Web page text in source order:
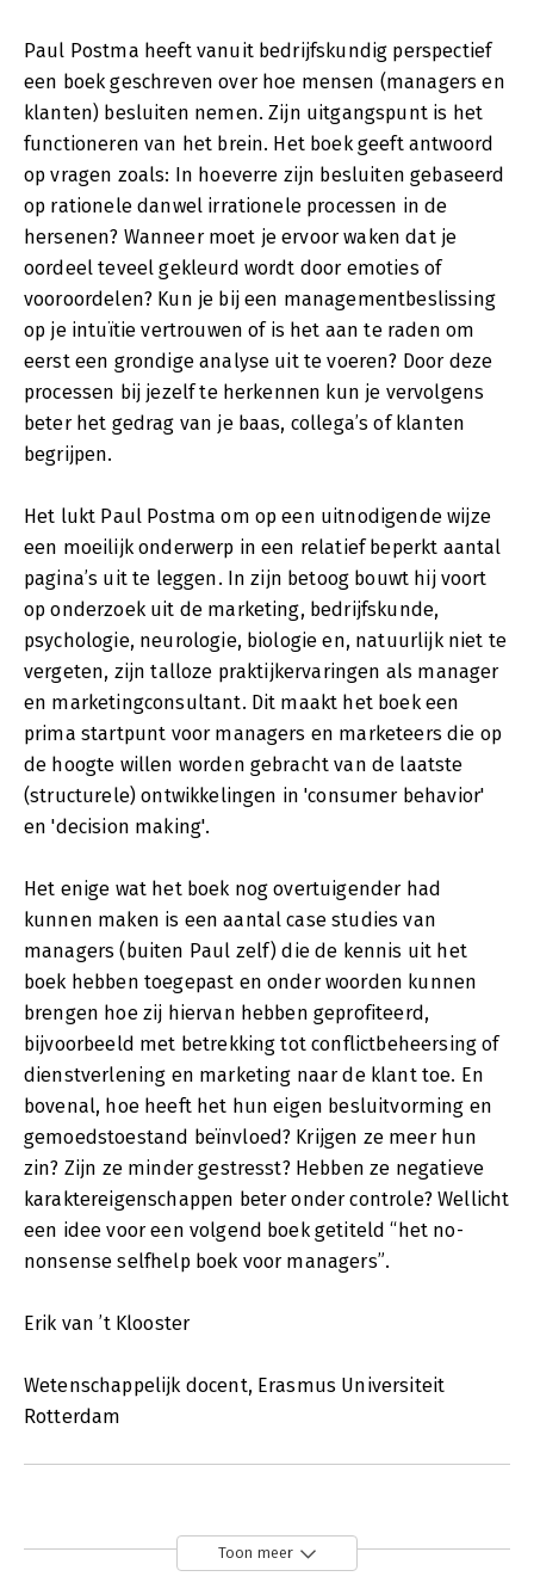
Paul Postma heeft vanuit bedrijfskundig perspectief
een boek geschreven over hoe mensen (managers en
klanten) besluiten nemen. Zijn uitgangspunt is het
functioneren van het brein. Het boek geeft antwoord
op vragen zoals: In hoeverre zijn besluiten gebaseerd
op rationele danwel irrationele processen in de
hersenen? Wanneer moet je ervoor waken dat je
oordeel teveel gekleurd wordt door emoties of
vooroordelen? Kun je bij een managementbeslissing
op je intuïtie vertrouwen of is het aan te raden om
eerst een grondige analyse uit te voeren? Door deze
processen bij jezelf te herkennen kun je vervolgens
beter het gedrag van je baas, collega’s of klanten
begrijpen.
Het lukt Paul Postma om op een uitnodigende wijze
een moeilijk onderwerp in een relatief beperkt aantal
pagina’s uit te leggen. In zijn betoog bouwt hij voort
op onderzoek uit de marketing, bedrijfskunde,
psychologie, neurologie, biologie en, natuurlijk niet te
vergeten, zijn talloze praktijkervaringen als manager
en marketingconsultant. Dit maakt het boek een
prima startpunt voor managers en marketeers die op
de hoogte willen worden gebracht van de laatste
(structurele) ontwikkelingen in 'consumer behavior'
en 'decision making'.
Het enige wat het boek nog overtuigender had
kunnen maken is een aantal case studies van
managers (buiten Paul zelf) die de kennis uit het
boek hebben toegepast en onder woorden kunnen
brengen hoe zij hiervan hebben geprofiteerd,
bijvoorbeeld met betrekking tot conflictbeheersing of
dienstverlening en marketing naar de klant toe. En
bovenal, hoe heeft het hun eigen besluitvorming en
gemoedstoestand beïnvloed? Krijgen ze meer hun
zin? Zijn ze minder gestresst? Hebben ze negatieve
karaktereigenschappen beter onder controle? Wellicht
een idee voor een volgend boek getiteld “het no-
nonsense selfhelp boek voor managers”.
Erik van ’t Klooster
Wetenschappelijk docent, Erasmus Universiteit
Rotterdam
Toon meer